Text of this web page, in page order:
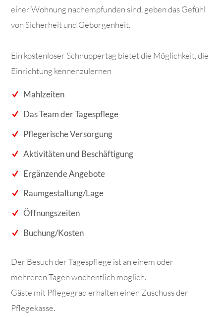
einer Wohnung nachempfunden sind, geben das Gefühl
von Sicherheit und Geborgenheit.
Ein kostenloser Schnuppertag bietet die Möglichkeit, die
Einrichtung kennenzulernen
Mahlzeiten
Das Team der Tagespflege
Pflegerische Versorgung
Aktivitäten und Beschäftigung
Ergänzende Angebote
Raumgestaltung/Lage
Öffnungszeiten
Buchung/Kosten
Der Besuch der Tagespflege ist an einem oder
mehreren Tagen wöchentlich möglich.
Gäste mit Pflegegrad erhalten einen Zuschuss der
Pflegekasse.